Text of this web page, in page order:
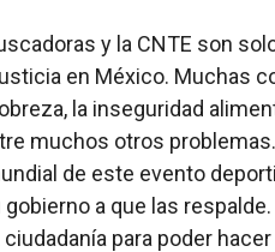
y la CNTE son
en México. Muchas
la inseguridad
muchos otros
de este evento
gobierno a que las
ciudadanía para poder